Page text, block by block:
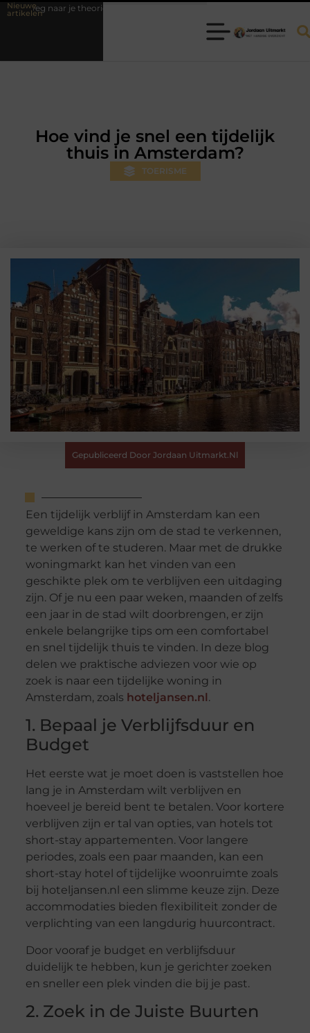
Nieuwe
artikelen
naar je theorie-examen
Hoe vind je snel een tijdelijk
thuis in Amsterdam?
TOERISME
Gepubliceerd Door Jordaan Uitmarkt.nl
Een tijdelijk verblijf in Amsterdam kan een
geweldige kans zijn om de stad te verkennen,
te werken of te studeren. Maar met de drukke
woningmarkt kan het vinden van een
geschikte plek om te verblijven een uitdaging
zijn. Of je nu een paar weken, maanden of zelfs
een jaar in de stad wilt doorbrengen, er zijn
enkele belangrijke tips om een comfortabel
en snel tijdelijk thuis te vinden. In deze blog
delen we praktische adviezen voor wie op
zoek is naar een tijdelijke woning in
Amsterdam, zoals hoteljansen.nl.
1. Bepaal je Verblijfsduur en
Budget
Het eerste wat je moet doen is vaststellen hoe
lang je in Amsterdam wilt verblijven en
hoeveel je bereid bent te betalen. Voor kortere
verblijven zijn er tal van opties, van hotels tot
short-stay appartementen. Voor langere
periodes, zoals een paar maanden, kan een
short-stay hotel of tijdelijke woonruimte zoals
bij hoteljansen.nl een slimme keuze zijn. Deze
accommodaties bieden flexibiliteit zonder de
verplichting van een langdurig huurcontract.
Door vooraf je budget en verblijfsduur
duidelijk te hebben, kun je gerichter zoeken
en sneller een plek vinden die bij je past.
2. Zoek in de Juiste Buurten